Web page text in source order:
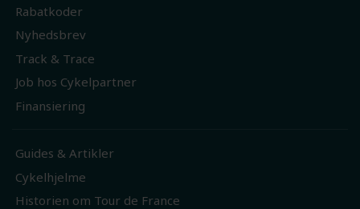
Rabatkoder
Nyhedsbrev
Track & Trace
Job hos Cykelpartner
Finansiering
Guides & Artikler
Cykelhjelme
Historien om Tour de France